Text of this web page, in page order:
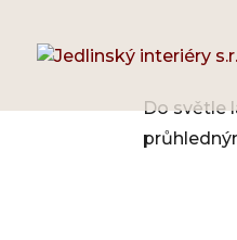
Do světle